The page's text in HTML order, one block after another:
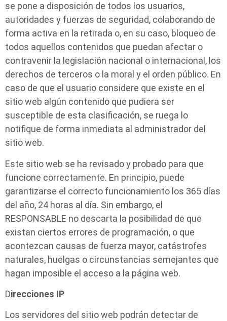
se pone a disposición de todos los usuarios,
autoridades y fuerzas de seguridad, colaborando de
forma activa en la retirada o, en su caso, bloqueo de
todos aquellos contenidos que puedan afectar o
contravenir la legislación nacional o internacional, los
derechos de terceros o la moral y el orden público. En
caso de que el usuario considere que existe en el
sitio web algún contenido que pudiera ser
susceptible de esta clasificación, se ruega lo
notifique de forma inmediata al administrador del
sitio web.
Este sitio web se ha revisado y probado para que
funcione correctamente. En principio, puede
garantizarse el correcto funcionamiento los 365 días
del año, 24 horas al día. Sin embargo, el
RESPONSABLE no descarta la posibilidad de que
existan ciertos errores de programación, o que
acontezcan causas de fuerza mayor, catástrofes
naturales, huelgas o circunstancias semejantes que
hagan imposible el acceso a la página web.
Direcciones IP
Los servidores del sitio web podrán detectar de